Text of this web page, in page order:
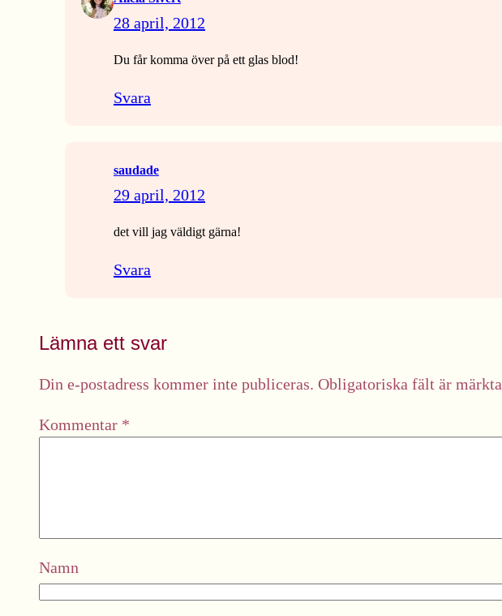
28 april, 2012
Du får komma över på ett glas blod!
Svara
saudade
29 april, 2012
det vill jag väldigt gärna!
Svara
Lämna ett svar
Din e-postadress kommer inte publiceras. Obligatoriska fält är märkta
Kommentar *
Namn